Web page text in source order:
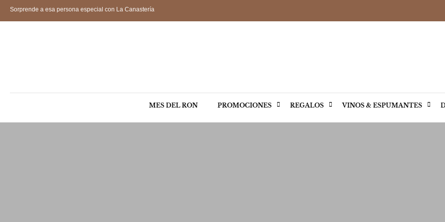
Sorprende a esa persona especial con La Canastería
MES DEL RON PROMOCIONES REGALOS VINOS & ESPUMANTES